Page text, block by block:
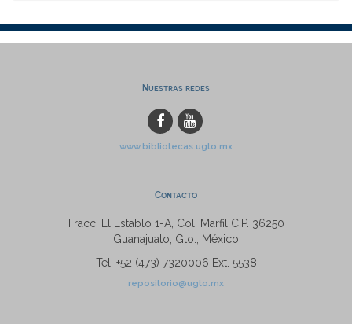
Nuestras redes
www.bibliotecas.ugto.mx
Contacto
Fracc. El Establo 1-A, Col. Marfil C.P. 36250
Guanajuato, Gto., México
Tel: +52 (473) 7320006 Ext. 5538
repositorio@ugto.mx